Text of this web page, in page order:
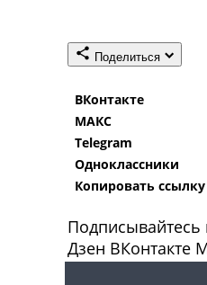
Поделиться
ВКонтакте
МАКС
Telegram
Одноклассники
Копировать ссылку
Подписывайтесь
Дзен ВКонтакте